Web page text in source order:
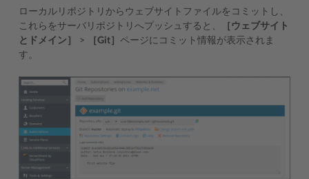
ローカルリポジトリからウェブサイトファイルをコミットし、
これらをサーバリポジトリへプッシュすると、
［ウェブサイト
とドメイン］
> ［Git］ ページにコミット情報が表示されま
す。